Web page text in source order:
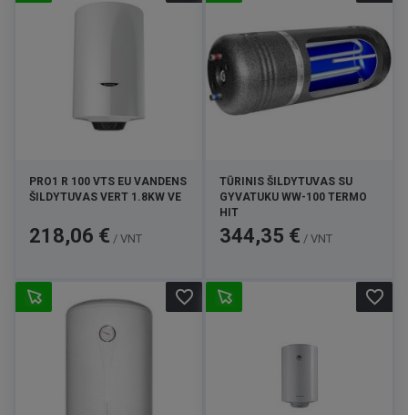
PRO1 R 100 VTS EU VANDENS
ŠILDYTUVAS VERT 1.8KW VE
Kaina
218,06 € / VNT
TŪRINIS ŠILDYTUVAS SU
GYVATUKU WW-100 TERMO
HIT
Kaina
344,35 € / VNT
favorite_border favorite_border